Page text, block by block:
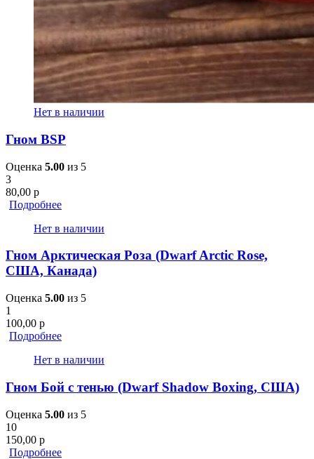
Нет в наличии
Гном BSP
Оценка 5.00 из 5
3
80,00 р
Подробнее
Нет в наличии
Гном Арктическая Роза (Dwarf Arctic Rose,
США, Канада)
Оценка 5.00 из 5
1
100,00 р
Подробнее
Нет в наличии
Гном Бой с тенью (Dwarf Shadow Boxing, США)
Оценка 5.00 из 5
10
150,00 р
Подробнее